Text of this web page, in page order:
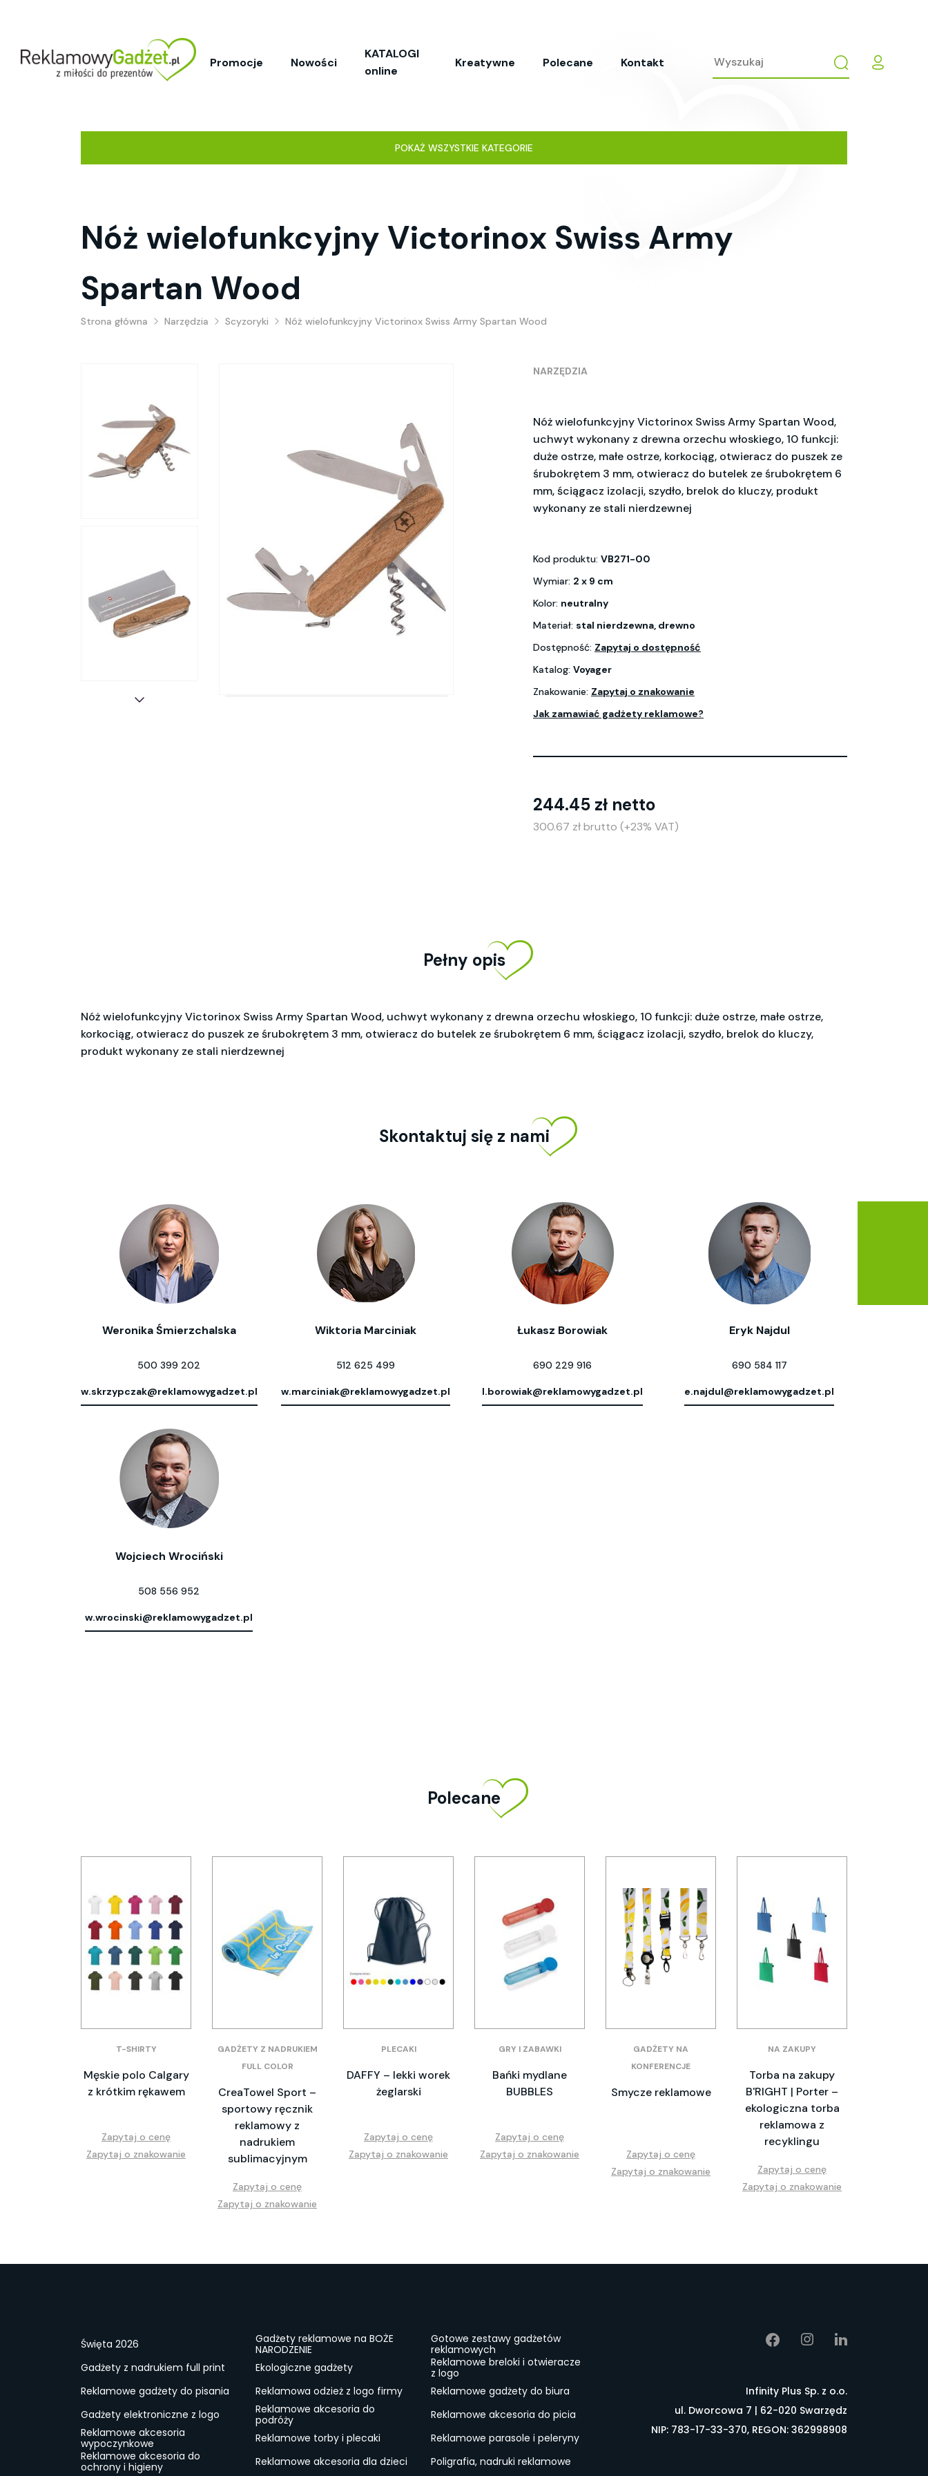
Promocje Nowości
KATALOGI
online
Kreatywne Polecane Kontakt
POKAŻ WSZYSTKIE KATEGORIE
Nóż wielofunkcyjny Victorinox Swiss Army
Spartan Wood
Strona główna Narzędzia Scyzoryki Nóż wielofunkcyjny Victorinox Swiss Army Spartan Wood
NARZĘDZIA
Nóż wielofunkcyjny Victorinox Swiss Army Spartan Wood,
uchwyt wykonany z drewna orzechu włoskiego, 10 funkcji:
duże ostrze, małe ostrze, korkociąg, otwieracz do puszek ze
śrubokrętem 3 mm, otwieracz do butelek ze śrubokrętem 6
mm, ściągacz izolacji, szydło, brelok do kluczy, produkt
wykonany ze stali nierdzewnej
Kod produktu: VB271-00
Wymiar: 2 x 9 cm
Kolor: neutralny
Materiał: stal nierdzewna, drewno
Dostępność: Zapytaj o dostępność
Katalog: Voyager
Znakowanie: Zapytaj o znakowanie
Jak zamawiać gadżety reklamowe?
244.45 zł netto
300.67 zł brutto (+23% VAT)
Pełny opis
Nóż wielofunkcyjny Victorinox Swiss Army Spartan Wood, uchwyt wykonany z drewna orzechu włoskiego, 10 funkcji: duże ostrze, małe ostrze,
korkociąg, otwieracz do puszek ze śrubokrętem 3 mm, otwieracz do butelek ze śrubokrętem 6 mm, ściągacz izolacji, szydło, brelok do kluczy,
produkt wykonany ze stali nierdzewnej
Skontaktuj się z nami
Weronika Śmierzchalska
500 399 202
w.skrzypczak@reklamowygadzet.pl
Wiktoria Marciniak
512 625 499
w.marciniak@reklamowygadzet.pl
Łukasz Borowiak
690 229 916
l.borowiak@reklamowygadzet.pl
Eryk Najdul
690 584 117
e.najdul@reklamowygadzet.pl
Wojciech Wrociński
508 556 952
w.wrocinski@reklamowygadzet.pl
Polecane
T-SHIRTY
Męskie polo Calgary
z krótkim rękawem
Zapytaj o cenę
Zapytaj o znakowanie
GADŻETY Z NADRUKIEM
FULL COLOR
CreaTowel Sport –
sportowy ręcznik
reklamowy z
nadrukiem
sublimacyjnym
Zapytaj o cenę
Zapytaj o znakowanie
PLECAKI
DAFFY – lekki worek
żeglarski
Zapytaj o cenę
Zapytaj o znakowanie
GRY I ZABAWKI
Bańki mydlane
BUBBLES
Zapytaj o cenę
Zapytaj o znakowanie
GADŻETY NA
KONFERENCJE
Smycze reklamowe
Zapytaj o cenę
Zapytaj o znakowanie
NA ZAKUPY
Torba na zakupy
B'RIGHT | Porter –
ekologiczna torba
reklamowa z
recyklingu
Zapytaj o cenę
Zapytaj o znakowanie
Święta 2026
Gadżety reklamowe na BOŻE
NARODZENIE
Gotowe zestawy gadżetów
reklamowych
Gadżety z nadrukiem full print
Ekologiczne gadżety
Reklamowe breloki i otwieracze
z logo
Reklamowe gadżety do pisania
Reklamowa odzież z logo firmy
Reklamowe gadżety do biura
Gadżety elektroniczne z logo
Reklamowe akcesoria do
podróży
Reklamowe akcesoria do picia
Reklamowe akcesoria
wypoczynkowe
Reklamowe torby i plecaki
Reklamowe parasole i peleryny
Reklamowe akcesoria do
ochrony i higieny
Reklamowe akcesoria dla dzieci Poligrafia, nadruki reklamowe
Infinity Plus Sp. z o.o.
ul. Dworcowa 7 | 62-020 Swarzędz
NIP: 783-17-33-370, REGON: 362998908